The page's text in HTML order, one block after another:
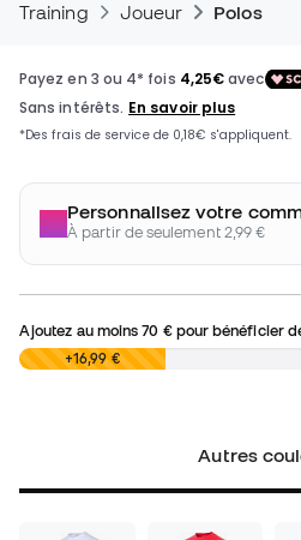
Training Joueur Polos
Personnalisez votre
À partir de seulement 2,99 €
Ajoutez au moins70 €pour bénéficier
0,00 € +16,99 €
Autres